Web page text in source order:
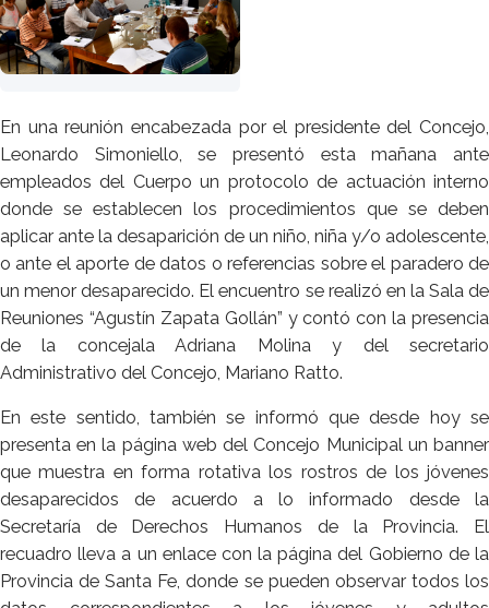
En una reunión encabezada por el presidente del Concejo,
Leonardo Simoniello, se presentó esta mañana ante
empleados del Cuerpo un protocolo de actuación interno
donde se establecen los procedimientos que se deben
aplicar ante la desaparición de un niño, niña y/o adolescente,
o ante el aporte de datos o referencias sobre el paradero de
un menor desaparecido. El encuentro se realizó en la Sala de
Reuniones “Agustín Zapata Gollán” y contó con la presencia
de la concejala Adriana Molina y del secretario
Administrativo del Concejo, Mariano Ratto.
En este sentido, también se informó que desde hoy se
presenta en la página web del Concejo Municipal un banner
que muestra en forma rotativa los rostros de los jóvenes
desaparecidos de acuerdo a lo informado desde la
Secretaría de Derechos Humanos de la Provincia. El
recuadro lleva a un enlace con la página del Gobierno de la
Provincia de Santa Fe, donde se pueden observar todos los